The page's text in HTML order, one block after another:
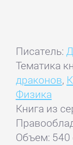
Писатель:
Тематика
драконов,
Физика
Книга из
Объем: 540